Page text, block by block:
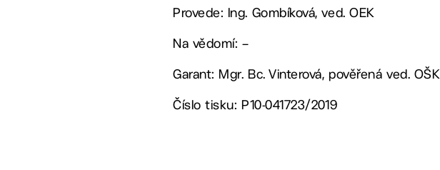
Provede: Ing. Gombíková, ved. OEK
Na vědomí: –
Garant: Mgr. Bc. Vinterová, pověřená ved. OŠK
Číslo tisku: P10-041723/2019